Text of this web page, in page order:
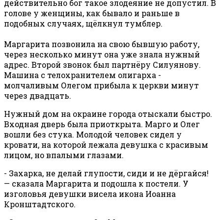
действительно бог такое злодеяние не допустил. В
голове у женщины, как бывало и раньше в
подобных случаях, щёлкнул тумблер.
Маргарита позвонила на свою бывшую работу,
через несколько минут она уже знала нужный
адрес. Второй звонок был партнёру Силуянову.
Машина с телохранителем олигарха -
молчаливым Олегом прибыла к церкви минут
через двадцать.
Нужный дом на окраине города отыскали быстро.
Входная дверь была приоткрыта. Марго и Олег
вошли без стука. Молодой человек сидел у
кровати, на которой лежала девушка с красивым
лицом, но впалыми глазами.
- Захарка, не делай глупости, сиди и не дёргайся!
— сказала Маргарита и подошла к постели. У
изголовья девушки висела икона Иоанна
Кронштадтского.